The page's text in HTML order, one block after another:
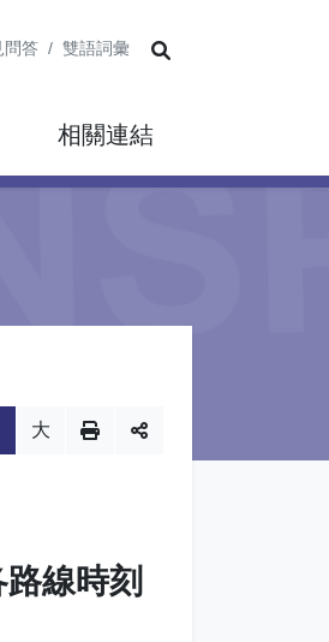
問答 雙語詞彙
相關連結
大
線時刻